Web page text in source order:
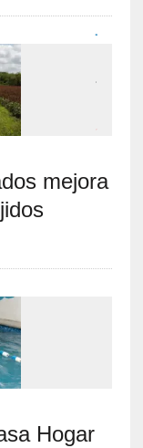
mejora
Hogar